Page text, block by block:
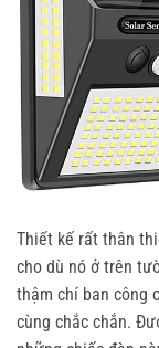
Thiết kế rất thân
cho dù nó ở trên
thậm chí ban công
cùng chắc chắn.